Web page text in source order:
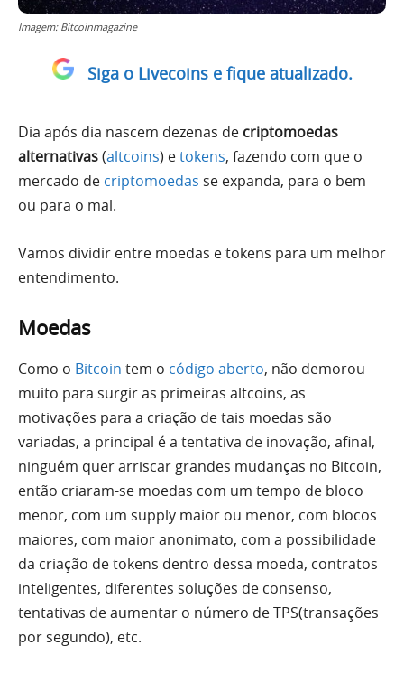
Imagem: Bitcoinmagazine
Siga o Livecoins e fique atualizado.
Dia após dia nascem dezenas de criptomoedas
alternativas(altcoins) etokens, fazendo com que o
mercado de criptomoedas se expanda, para o bem
ou para o mal.
Vamos dividir entre moedas e tokens para um melhor
entendimento.
Moedas
Como o Bitcoin tem o código aberto, não demorou
muito para surgir as primeiras altcoins, as
motivações para a criação de tais moedas são
variadas, a principal é a tentativa de inovação, afinal,
ninguém quer arriscar grandes mudanças no Bitcoin,
então criaram-se moedas com um tempo de bloco
menor, com um supply maior ou menor, com blocos
maiores, com maior anonimato, com a possibilidade
da criação de tokens dentro dessa moeda, contratos
inteligentes, diferentes soluções de consenso,
tentativas de aumentar o número de TPS(transações
por segundo), etc.